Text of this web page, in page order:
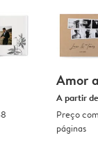
Amor
A partir de
Preço
páginas